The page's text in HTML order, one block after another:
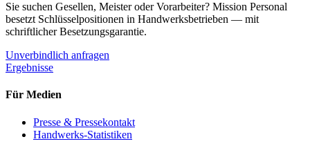
Sie suchen Gesellen, Meister oder Vorarbeiter? Mission Personal
besetzt Schlüsselpositionen in Handwerksbetrieben — mit
schriftlicher Besetzungsgarantie.
Unverbindlich anfragen
Ergebnisse
Für Medien
Presse & Pressekontakt
Handwerks-Statistiken